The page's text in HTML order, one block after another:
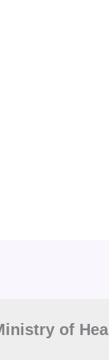
of